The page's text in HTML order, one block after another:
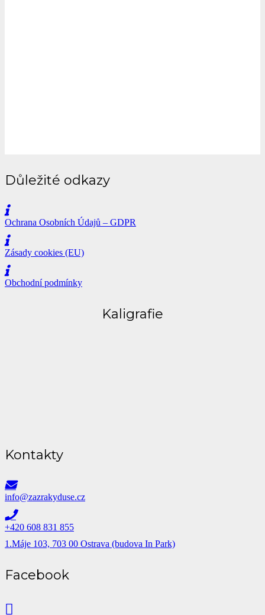
Důležité odkazy
Ochrana Osobních Údajů – GDPR
Zásady cookies (EU)
Obchodní podmínky
Kaligrafie
Kontakty
info@zazrakyduse.cz
+420 608 831 855
1.Máje 103, 703 00 Ostrava (budova In Park)
Facebook